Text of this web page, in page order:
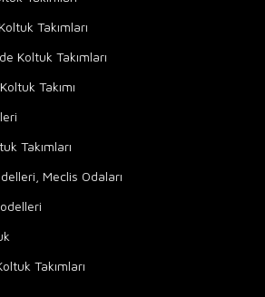
Takımları
Koltuk Takımları
Takımı
Takımları
Meclis Odaları
Takımları